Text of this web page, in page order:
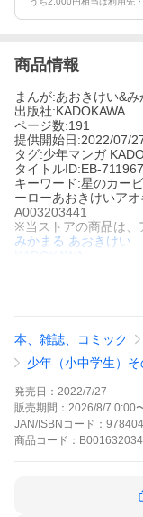
商品情報
まんが:あおきけい&み
出版社:KADOKAWA
ページ数:191
提供開始日:2022/07/
タグ:少年マンガ
タイトルID:EB-711967
キーワード:星のカー
ーローあおきけいア
A003203441
※当ストアの商品は、
みかまる あおきけい
なんでもすいこむ食
デデデ大王と今日も
ょにくらすことにな
毎日がはじまるよー!■
ゾの雷でまっ黒コゲ!?
んは……カービィ!? の
ースで大激突!! の巻カ
ホエールを救出せよ!!
きをクリアせよ!! の巻
本、雑誌、コミック
少年（小中学生）そ
発売日： 2022/7/27
販売期間： 2026/8/7 0:00
JAN/ISBNコード：
商品 コード：